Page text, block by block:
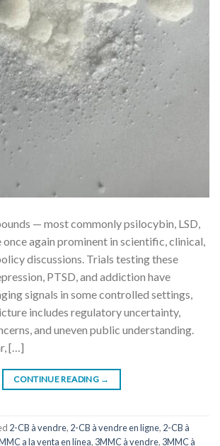
— most commonly psilocybin, LSD,
again prominent in scientific, clinical,
discussions. Trials testing these
PTSD, and addiction have
signals in some controlled settings,
includes regulatory uncertainty,
and uneven public understanding.
[…]
CONTINUE READING →
2-CB à vendre, 2-CB à vendre en ligne, 2-CB à
a la venta en línea, 3MMC à vendre, 3MMC à